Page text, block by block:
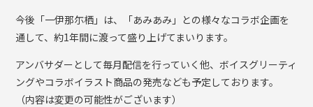
今後「一伊那尓栖」は、「あみあみ」との様々なコラボ企画を
通して、約1年間に渡って盛り上げてまいります。
アンバサダーとして毎月配信を行っていく他、ボイスグリーティ
ングやコラボイラスト商品の発売なども予定しております。
（内容は変更の可能性がございます）